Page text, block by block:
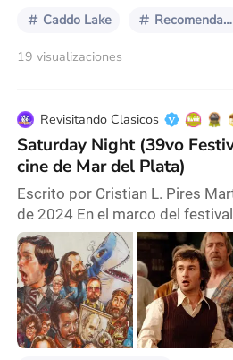
Caddo Lake Recomendaciones
19 visualizaciones
Revisitando Clasicos
Saturday Night (39vo
cine de Mar del Plata)
Escrito por Cristian L. Pires
de 2024 En el marco del
de Mar del Plata pude ver
la propuesta norteamericana
Saturday Night, esta película
horas previas al primer
programa humorístico
Night que luego seria conocido